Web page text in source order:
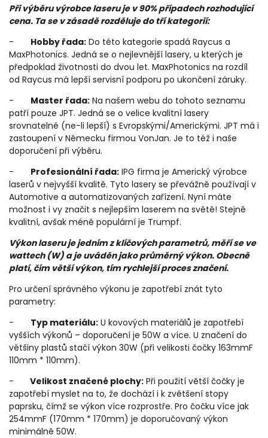
Při výběru výrobce laseru je v 90% případech rozhodující
cena. Ta se v zásadě rozděluje do tří kategorií:
- Hobby řada: Do této kategorie spadá Raycus a
MaxPhotonics. Jedná se o nejlevnější lasery, u kterých je
předpoklad životnosti do dvou let. MaxPhotonics na rozdíl
od Raycus má lepší servisní podporu po ukončení záruky.
- Master řada: Na našem webu do tohoto seznamu
patří pouze JPT. Jedná se o velice kvalitní lasery
srovnatelné (ne-li lepší) s Evropskými/Americkými. JPT má i
zastoupení v Německu firmou VonJan. Je to též i naše
doporučení při výběru.
- Profesionální řada: IPG firma je Americký výrobce
laserů v nejvyšší kvalitě. Tyto lasery se převážně používají v
Automotive a automatizovaných zařízení. Nyní máte
možnost i vy značit s nejlepším laserem na světě! Stejně
kvalitní, avšak méně populární je Trumpf.
Výkon laseru je jedním z klíčových parametrů, měří se ve
wattech (W) a je uváděn jako průměrný výkon. Obecně
platí, čím větší výkon, tím rychlejší proces značení.
Pro určení správného výkonu je zapotřebí znát tyto
parametry:
- Typ materiálu: U kovových materiálů je zapotřebí
vyšších výkonů – doporučení je 50W a více. U značení do
většiny plastů stačí výkon 30W (při velikosti čočky 163mmF
110mm * 110mm).
-
Velikost značené plochy: Při použití větší čočky je
zapotřebí myslet na to, že dochází i k zvětšení stopy
paprsku, čímž se výkon více rozprostře. Pro čočku více jak
254mmF (170mm * 170mm) je doporučovaný výkon
minimálně 50W.